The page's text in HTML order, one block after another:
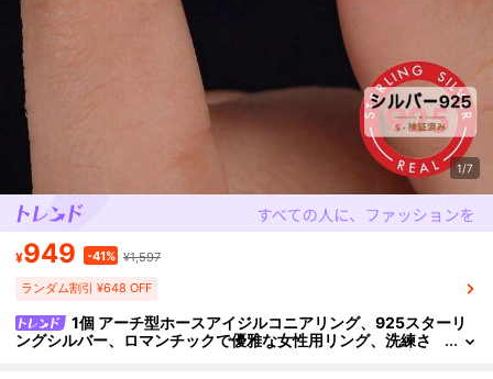
1/7
¥949 -41% ¥1,597
ランダム割引 ¥648 OFF
1個 アーチ型ホースアイジルコニアリング、925スターリ
ングシルバー、ロマンチックで優雅な女性用リング、洗練さ